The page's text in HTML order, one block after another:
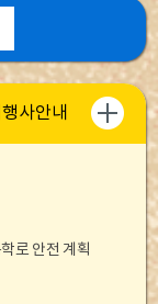
로 안전 계획
사안내